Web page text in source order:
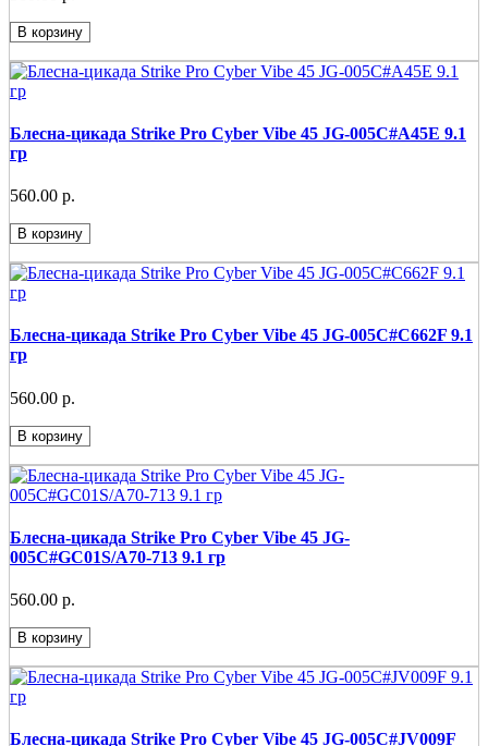
В корзину
Блесна-цикада Strike Pro Cyber Vibe 45 JG-005C#A45E 9.1
гр
560.00 р.
В корзину
Блесна-цикада Strike Pro Cyber Vibe 45 JG-005C#C662F 9.1
гр
560.00 р.
В корзину
Блесна-цикада Strike Pro Cyber Vibe 45 JG-
005C#GC01S/A70-713 9.1 гр
560.00 р.
В корзину
Блесна-цикада Strike Pro Cyber Vibe 45 JG-005C#JV009F